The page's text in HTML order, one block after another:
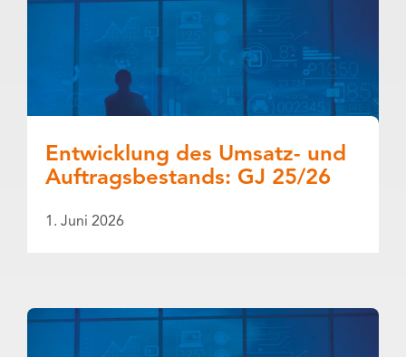
Entwicklung des Umsatz- und
Auftragsbestands: GJ 25/26
1. Juni 2026